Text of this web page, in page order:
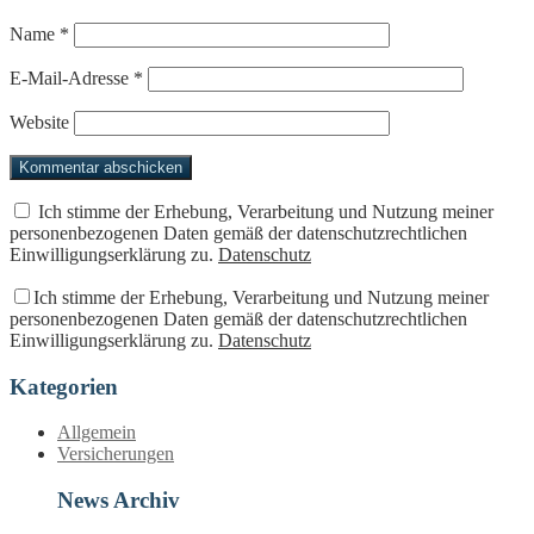
Name *
E-Mail-Adresse *
Website
Ich stimme der Erhebung, Verarbeitung und Nutzung meiner
personenbezogenen Daten gemäß der datenschutzrechtlichen
Einwilligungserklärung zu. Datenschutz
Ich stimme der Erhebung, Verarbeitung und Nutzung meiner
personenbezogenen Daten gemäß der datenschutzrechtlichen
Einwilligungserklärung zu. Datenschutz
Kategorien
Allgemein
Versicherungen
News Archiv